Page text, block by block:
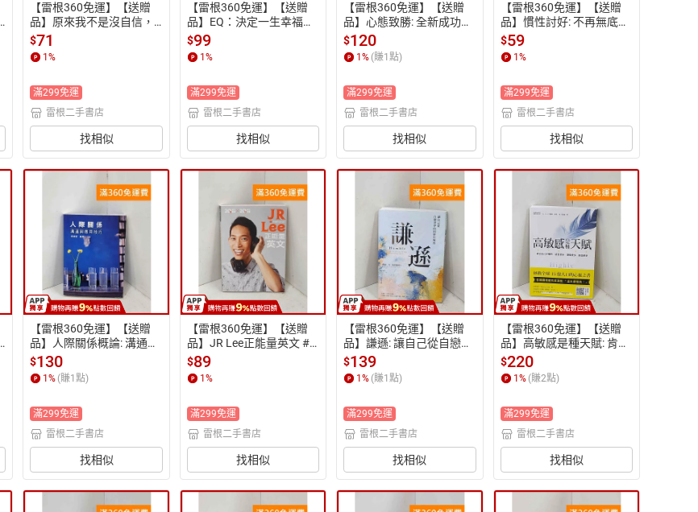
【雷根360免運】【送贈
品】原來我不是沒自信，
只是太容易被踐踏！：48
個習慣 #八成新【P-R278
6】
$71
1%
滿299免運
雷根二手書店
找相似
【雷根360免運】【送贈
品】EQ：決定一生幸福與
成就的永恆力量 #八成新
【P-R2782】
$99
1 %
滿299免運
雷根二手書店
找相似
【雷根360免運】【送贈
品】心態致勝: 全新成功心
理學 #八成新【P-R2769】
$120
1% (賺1點)
滿299免運
雷根二手書店
找相似
【雷根360免運】【送贈
品】慣性討好: 不再無底限
迎合,找回關係自主權的18
堂課 #八成新【P-R2767】
$59
1 %
滿299免運
雷根二手書店
找相似
【雷根360免運】【送贈
品】人際關係概論: 溝通與
應用技巧 #八成新【P-R27
53】
$130
1% (賺1點)
滿299免運
雷根二手書店
找相似
【雷根360免運】【送贈
品】JR Lee正能量英文 #
九成新【P-R2713】
$89
1 %
滿299免運
雷根二手書店
找相似
【雷根360免運】【送贈
品】謙遜: 讓自己從自戀世
界的陷阱中解放 #九成新
【P-R2703】
$139
1% (賺1點)
滿299免運
雷根二手書店
找相似
【雷根360免運】【送贈
品】高敏感是種天賦: 肯定
自己的獨特,感受更多、想
像更多 #九成新【P-R269
8】
$220
1 % (賺2點)
滿299免運
雷根二手書店
找相似